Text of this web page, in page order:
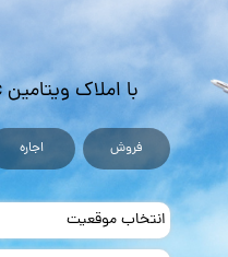
با املاک ویتامین c یک گام جلوتر باشید
فروش اجاره